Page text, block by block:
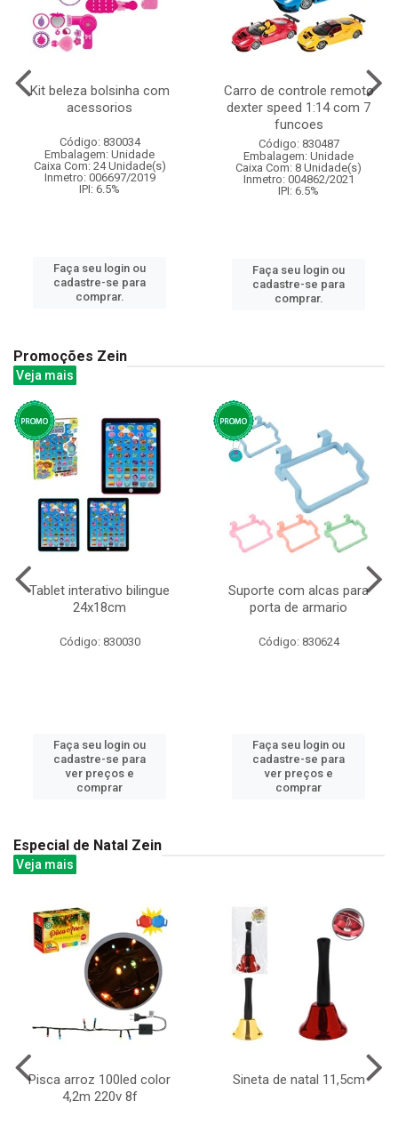
Kit beleza bolsinha com
acessorios
Código: 830034
Embalagem: Unidade
Caixa Com: 24 Unidade(s)
Inmetro: 006697/2019
IPI: 6.5%
Faça seu login ou
cadastre-se para
comprar.
Carro de controle remoto
dexter speed 1:14 com 7
funcoes
Código: 830487
Embalagem: Unidade
Caixa Com: 8 Unidade(s)
Inmetro: 004862/2021
IPI: 6.5%
Faça seu login ou
cadastre-se para
comprar.
Promoções Zein
Veja mais
Tablet interativo bilingue
24x18cm
Código: 830030
Faça seu login ou
cadastre-se para
ver preços e
comprar
Suporte com alcas para
porta de armario
Código: 830624
Faça seu login ou
cadastre-se para
ver preços e
comprar
Especial de Natal Zein
Veja mais
Pisca arroz 100led color
4,2m 220v 8f
Sineta de natal 11,5cm